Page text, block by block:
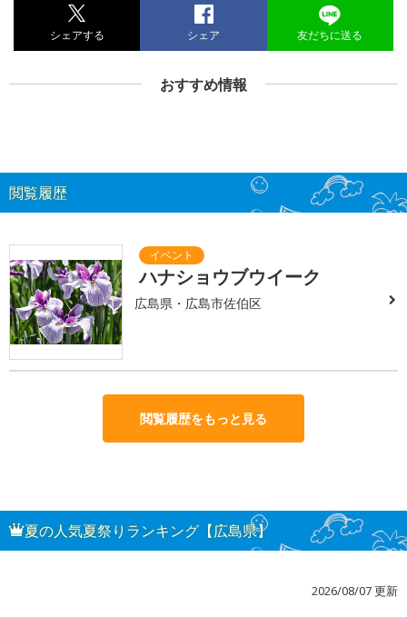
シェアする シェア 友だちに送る
おすすめ情報
閲覧履歴
ハナショウブウイーク
広島県・広島市佐伯区
閲覧履歴をもっと見る
夏の人気夏祭りランキング【広島県】
2026/08/07 更新